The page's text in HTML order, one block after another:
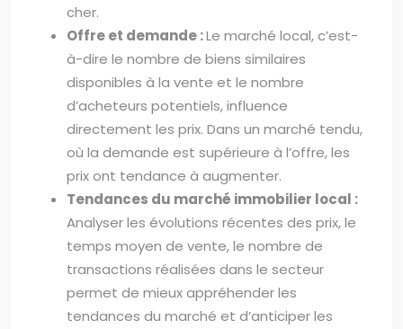
cher.
Offre et demande :Le marché local, c’est-
à-dire le nombre de biens similaires
disponibles à la vente et le nombre
d’acheteurs potentiels, influence
directement les prix. Dans un marché tendu,
où la demande est supérieure à l’offre, les
prix ont tendance à augmenter.
Tendances du marché immobilier local :
Analyser les évolutions récentes des prix, le
temps moyen de vente, le nombre de
transactions réalisées dans le secteur
permet de mieux appréhender les
tendances du marché et d’anticiper les